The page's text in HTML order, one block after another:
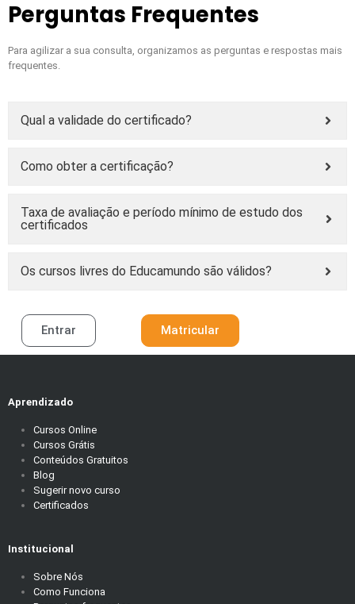
Perguntas Frequentes
Para agilizar a sua consulta, organizamos as perguntas e respostas mais
frequentes.
Qual a validade do certificado?
Como obter a certificação?
Taxa de avaliação e período mínimo de estudo dos
certificados
Os cursos livres do Educamundo são válidos?
Entrar Matricular
Aprendizado
Cursos Online
Cursos Grátis
Conteúdos Gratuitos
Blog
Sugerir novo curso
Certificados
Institucional
Sobre Nós
Como Funciona